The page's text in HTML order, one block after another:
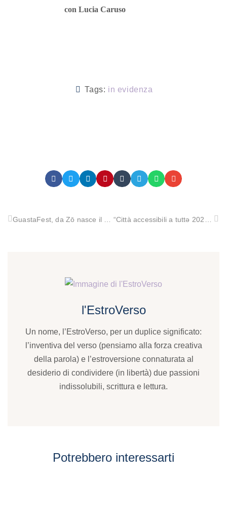
con Lucia Caruso
Tags: in evidenza
GuastaFest, da Zō nasce il festival che crea reti e mette in discussione le narrazioni dominanti “Città accessibili a tuttə 2026”: alla Kore di Enna il confronto nazionale su accessibilità, ambiente di vita e inclusione.
l'EstroVerso
Un nome, l’EstroVerso, per un duplice significato:
l’inventiva del verso (pensiamo alla forza creativa
della parola) e l’estroversione connaturata al
desiderio di condividere (in libertà) due passioni
indissolubili, scrittura e lettura.
Potrebbero interessarti